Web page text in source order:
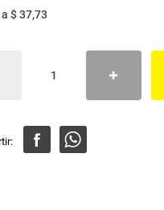
$ 37,73